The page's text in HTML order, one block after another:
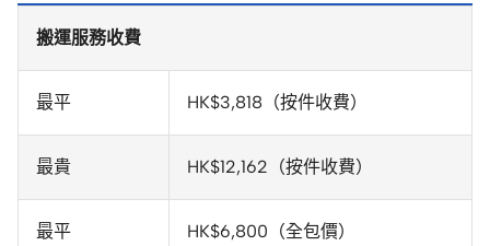
搬運服務收費
最平 HK$3,818（按件收費）
最貴 HK$12,162（按件收費）
最平 HK$6,800（全包價）